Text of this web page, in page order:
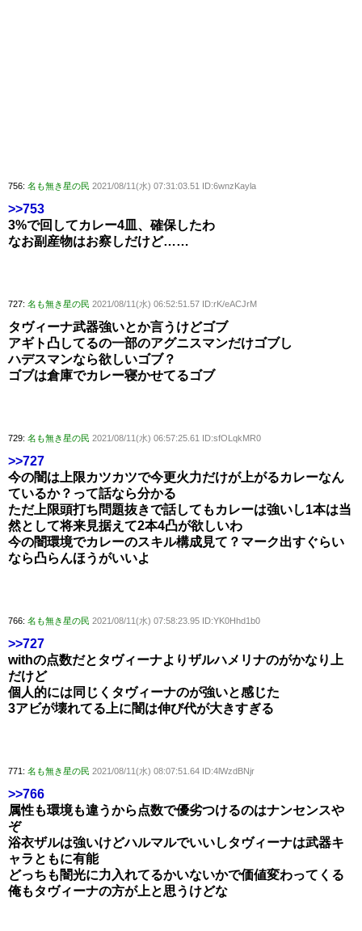
756: 名も無き星の民 2021/08/11(水) 07:31:03.51 ID:6wnzKayla
>>753
3%で回してカレー4皿、確保したわ
なお副産物はお察しだけど……
727: 名も無き星の民 2021/08/11(水) 06:52:51.57 ID:rK/eACJrM
タヴィーナ武器強いとか言うけどゴブ
アギト凸してるの一部のアグニスマンだけゴブし
ハデスマンなら欲しいゴブ？
ゴブは倉庫でカレー寝かせてるゴブ
729: 名も無き星の民 2021/08/11(水) 06:57:25.61 ID:sfOLqkMR0
>>727
今の闇は上限カツカツで今更火力だけが上がるカレーなん
ているか？って話なら分かる
ただ上限頭打ち問題抜きで話してもカレーは強いし1本は当
然として将来見据えて2本4凸が欲しいわ
今の闇環境でカレーのスキル構成見て？マーク出すぐらい
なら凸らんほうがいいよ
766: 名も無き星の民 2021/08/11(水) 07:58:23.95 ID:YK0Hhd1b0
>>727
withの点数だとタヴィーナよりザルハメリナのがかなり上
だけど
個人的には同じくタヴィーナのが強いと感じた
3アビが壊れてる上に闇は伸び代が大きすぎる
771: 名も無き星の民 2021/08/11(水) 08:07:51.64 ID:4lWzdBNjr
>>766
属性も環境も違うから点数で優劣つけるのはナンセンスや
ぞ
浴衣ザルは強いけどハルマルでいいしタヴィーナは武器キ
ャラともに有能
どっちも闇光に力入れてるかいないかで価値変わってくる
俺もタヴィーナの方が上と思うけどな